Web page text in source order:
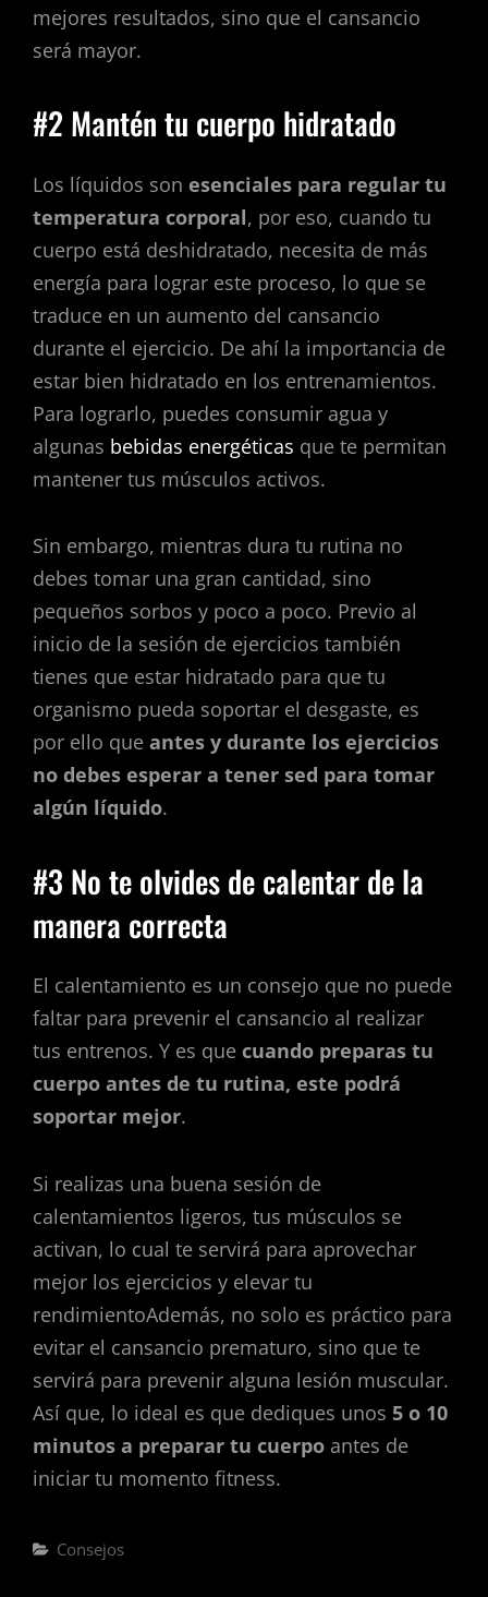
mejores resultados, sino que el cansancio
será mayor.
#2 Mantén tu cuerpo hidratado
Los líquidos son esenciales para regular tu
temperatura corporal, por eso, cuando tu
cuerpo está deshidratado, necesita de más
energía para lograr este proceso, lo que se
traduce en un aumento del cansancio
durante el ejercicio. De ahí la importancia de
estar bien hidratado en los entrenamientos.
Para lograrlo, puedes consumir agua y
algunas bebidas energéticas que te permitan
mantener tus músculos activos.
Sin embargo, mientras dura tu rutina no
debes tomar una gran cantidad, sino
pequeños sorbos y poco a poco. Previo al
inicio de la sesión de ejercicios también
tienes que estar hidratado para que tu
organismo pueda soportar el desgaste, es
por ello que antes y durante los ejercicios
no debes esperar a tener sed para tomar
algún líquido.
#3 No te olvides de calentar de la
manera correcta
El calentamiento es un consejo que no puede
faltar para prevenir el cansancio al realizar
tus entrenos. Y es que cuando preparas tu
cuerpo antes de tu rutina, este podrá
soportar mejor.
Si realizas una buena sesión de
calentamientos ligeros, tus músculos se
activan, lo cual te servirá para aprovechar
mejor los ejercicios y elevar tu
rendimientoAdemás, no solo es práctico para
evitar el cansancio prematuro, sino que te
servirá para prevenir alguna lesión muscular.
Así que, lo ideal es que dediques unos 5 o 10
minutos a preparar tu cuerpo antes de
iniciar tu momento fitness.
Categorías
Consejos